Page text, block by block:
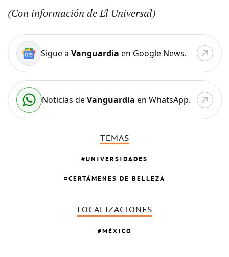
(Con información de El Universal)
Sigue a Vanguardia en Google News.
Noticias deVanguardia en WhatsApp.
TEMAS
UNIVERSIDADES
CERTÁMENES DE BELLEZA
LOCALIZACIONES
MÉXICO